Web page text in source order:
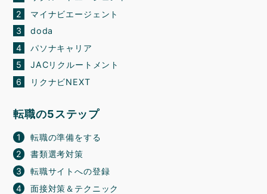
マイナビエージェント
doda
パソナキャリア
JACリクルートメント
リクナビNEXT
転職の5ステップ
転職の準備をする
書類選考対策
転職サイトへの登録
面接対策＆テクニック